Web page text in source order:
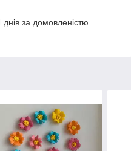
за домовленістю